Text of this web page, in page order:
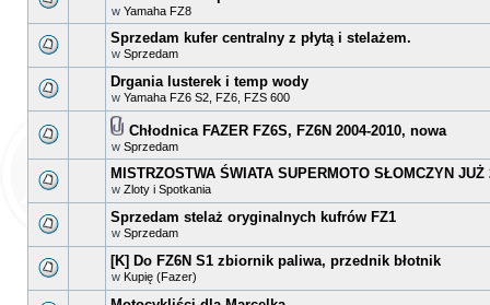
w Yamaha FZ8
Sprzedam kufer centralny z płytą i stelażem.
w Sprzedam
Drgania lusterek i temp wody
w Yamaha FZ6 S2, FZ6, FZS 600
Chłodnica FAZER FZ6S, FZ6N 2004-2010, nowa
w Sprzedam
MISTRZOSTWA ŚWIATA SUPERMOTO SŁOMCZYN
w Zloty i Spotkania
Sprzedam stelaż oryginalnych kufrów FZ1
w Sprzedam
[K] Do FZ6N S1 zbiornik paliwa, przednik błotnik
w Kupię (Fazer)